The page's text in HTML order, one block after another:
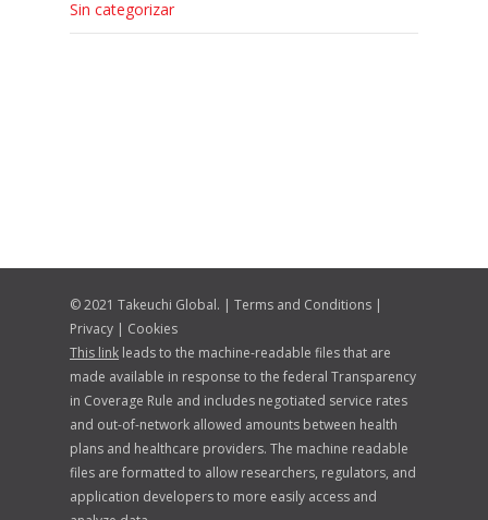
Sin categorizar
© 2021 Takeuchi Global. | Terms and Conditions |
Privacy | Cookies
This link leads to the machine-readable files that are
made available in response to the federal Transparency
in Coverage Rule and includes negotiated service rates
and out-of-network allowed amounts between health
plans and healthcare providers. The machine readable
files are formatted to allow researchers, regulators, and
application developers to more easily access and